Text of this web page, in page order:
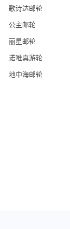
歌诗达邮轮
公主邮轮
丽星邮轮
诺唯真游轮
地中海邮轮